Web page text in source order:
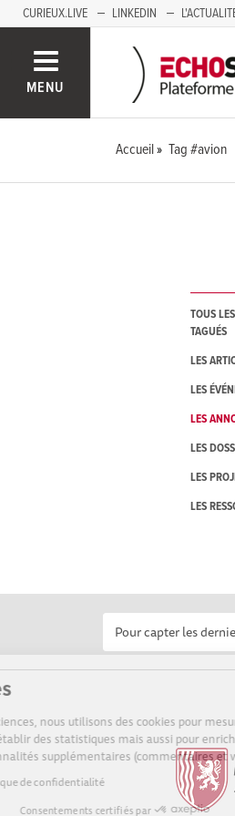
Sur Echosciences, nous utilisons des
audience, établir des statistiques mais
de fonctionnalités supplémentaires
Lire la politique de confidentialité
Consentements certifiés par
CURIEUX.LIVE LINKEDIN
MENU
Accueil Tag #avion
TOUS
TAGUÉS
LES
LES
LES
LES
LES
LES